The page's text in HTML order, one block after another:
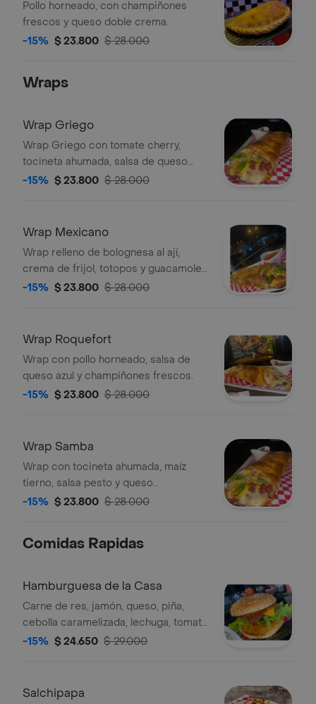
Pollo horneado, con champiñones
frescos y queso doble crema.
-15% $ 23.800 $ 28.000
Wraps
Wrap Griego
Wrap Griego con tomate cherry,
tocineta ahumada, salsa de queso
azul, albahaca y queso parmesano.
-15% $ 23.800 $ 28.000
Wrap Mexicano
Wrap relleno de bolognesa al ají,
crema de frijol, totopos y guacamole,
acompañado de salsa.
-15% $ 23.800 $ 28.000
Wrap Roquefort
Wrap con pollo horneado, salsa de
queso azul y champiñones frescos.
-15% $ 23.800 $ 28.000
Wrap Samba
Wrap con tocineta ahumada, maíz
tierno, salsa pesto y queso
parmesano.
-15% $ 23.800 $ 28.000
Comidas Rapidas
Hamburguesa de la Casa
Carne de res, jamón, queso, piña,
cebolla caramelizada, lechuga, tomate
y salsas, acompañada de papas a la
-15% $ 24.650 $ 29.000
Salchipapa